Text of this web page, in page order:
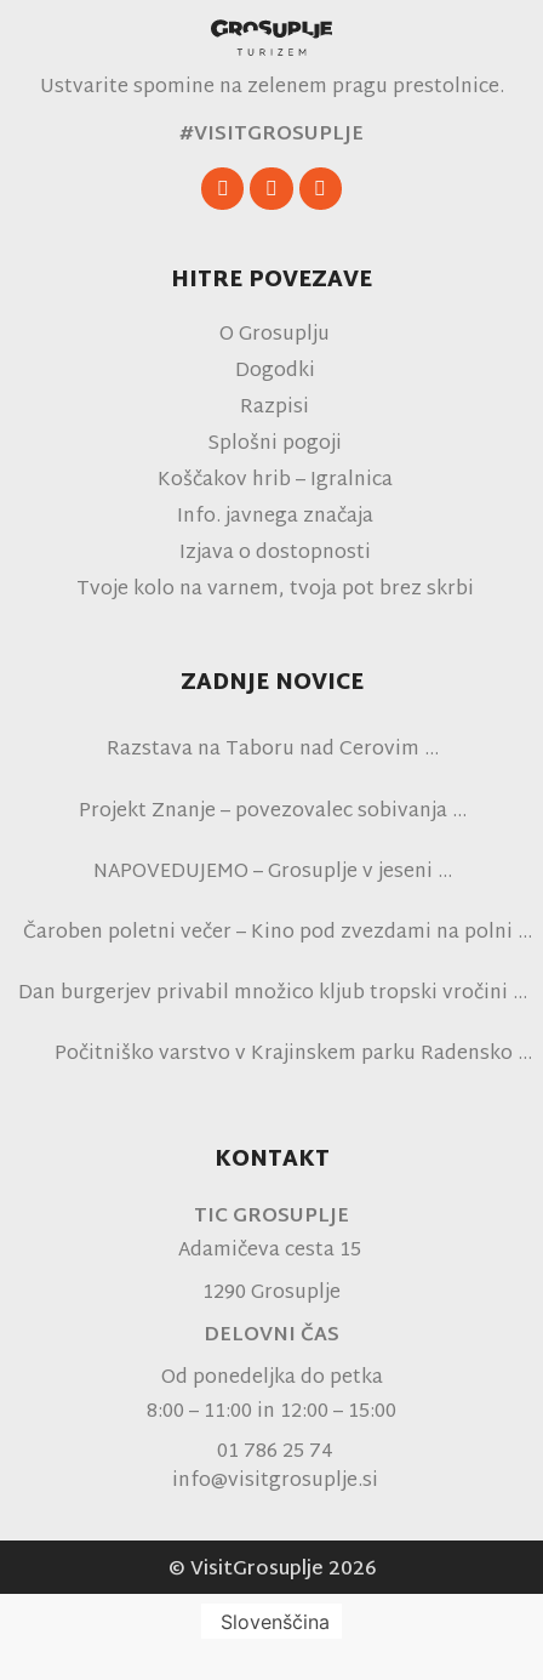
Ustvarite spomine na zelenem pragu prestolnice.
#VISITGROSUPLJE
HITRE POVEZAVE
O Grosuplju
Dogodki
Razpisi
Splošni pogoji
Koščakov hrib – Igralnica
Info. javnega značaja
Izjava o dostopnosti
Tvoje kolo na varnem, tvoja pot brez skrbi
ZADNJE NOVICE
Razstava na Taboru nad Cerovim
Projekt Znanje – povezovalec sobivanja
NAPOVEDUJEMO – Grosuplje v jeseni
Čaroben poletni večer – Kino pod zvezdami na polni
Dan burgerjev privabil množico kljub tropski vročini
Počitniško varstvo v Krajinskem parku Radensko
KONTAKT
TIC GROSUPLJE
Adamičeva cesta 15
1290 Grosuplje
DELOVNI ČAS
Od ponedeljka do petka
8:00 – 11:00 in 12:00 – 15:00
01 786 25 74
info@visitgrosuplje.si
© VisitGrosuplje 2026
Slovenščina